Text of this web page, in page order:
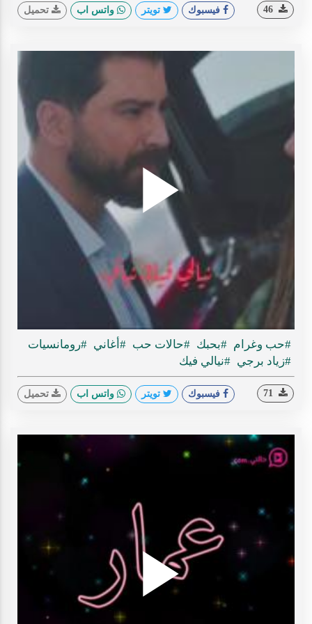
فيسبوك تويتر واتس اب تحميل
Play
#حب وغرام #بحبك #حالات حب #أغاني #رومانسيات
#زياد برجي #نيالي فيك
فيسبوك تويتر واتس اب تحميل